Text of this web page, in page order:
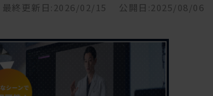
最終更新日:2026/02/15 公開日:2025/08/06